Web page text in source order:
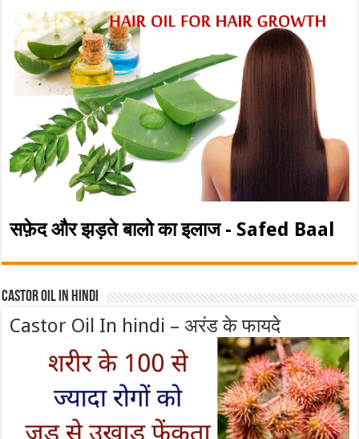
सफ़ेद और झड़ते बालो का इलाज - Safed Baal
Castor Oil In Hindi
Castor Oil In hindi – अरंड के फायदे